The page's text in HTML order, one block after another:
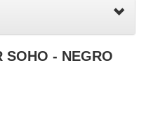
SOHO - NEGRO